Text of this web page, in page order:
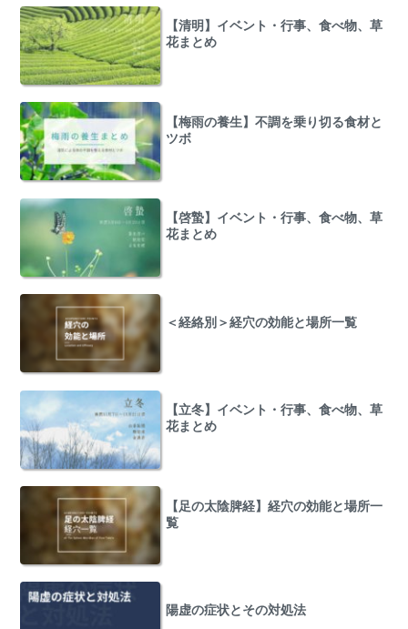
【清明】イベント・行事、食べ物、草
花まとめ
【梅雨の養生】不調を乗り切る食材と
ツボ
【啓蟄】イベント・行事、食べ物、草
花まとめ
＜経絡別＞経穴の効能と場所一覧
【立冬】イベント・行事、食べ物、草
花まとめ
【足の太陰脾経】経穴の効能と場所一
覧
陽虚の症状とその対処法